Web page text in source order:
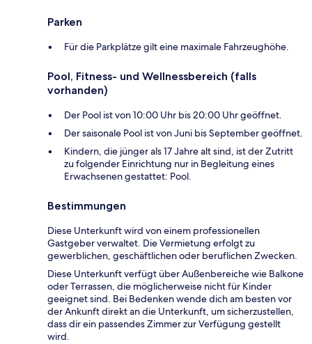
Parken
Für die Parkplätze gilt eine maximale Fahrzeughöhe.
Pool, Fitness- und Wellnessbereich (falls
vorhanden)
Der Pool ist von 10:00 Uhr bis 20:00 Uhr geöffnet.
Der saisonale Pool ist von Juni bis September geöffnet.
Kindern, die jünger als 17 Jahre alt sind, ist der Zutritt
zu folgender Einrichtung nur in Begleitung eines
Erwachsenen gestattet: Pool.
Bestimmungen
Diese Unterkunft wird von einem professionellen
Gastgeber verwaltet. Die Vermietung erfolgt zu
gewerblichen, geschäftlichen oder beruflichen Zwecken.
Diese Unterkunft verfügt über Außenbereiche wie Balkone
oder Terrassen, die möglicherweise nicht für Kinder
geeignet sind. Bei Bedenken wende dich am besten vor
der Ankunft direkt an die Unterkunft, um sicherzustellen,
dass dir ein passendes Zimmer zur Verfügung gestellt
wird.